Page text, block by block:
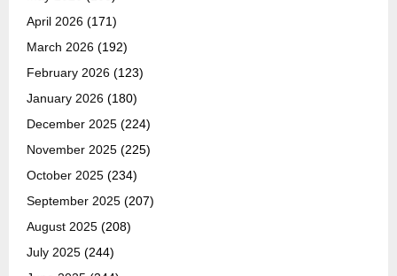
April 2026 (171)
March 2026 (192)
February 2026 (123)
January 2026 (180)
December 2025 (224)
November 2025 (225)
October 2025 (234)
September 2025 (207)
August 2025 (208)
July 2025 (244)